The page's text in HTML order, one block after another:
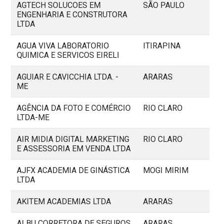
AGTECH SOLUCOES EM
ENGENHARIA E CONSTRUTORA
LTDA
SÃO PAULO
AGUA VIVA LABORATORIO
QUIMICA E SERVICOS EIRELI
ITIRAPINA
AGUIAR E CAVICCHIA LTDA. -
ME
ARARAS
AGÊNCIA DA FOTO E COMÉRCIO
LTDA-ME
RIO CLARO
AIR MIDIA DIGITAL MARKETING
E ASSESSORIA EM VENDA LTDA
RIO CLARO
AJFX ACADEMIA DE GINÁSTICA
LTDA
MOGI MIRIM
AKITEM ACADEMIAS LTDA ARARAS